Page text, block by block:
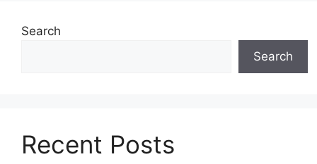
Search
Search
Recent Posts